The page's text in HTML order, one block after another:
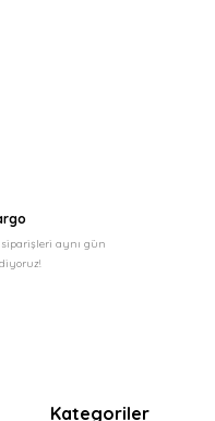
siparişleri aynı gün
Kategoriler